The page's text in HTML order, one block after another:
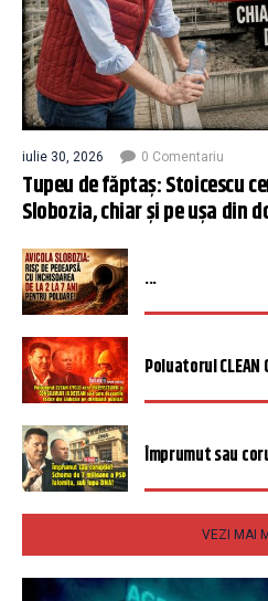
iulie 30, 2026 0 Comentariu
Tupeu de făptaș: Stoicescu
Slobozia, chiar și pe ușa din
...
Poluatorul
Împrumut sau
VEZI MAI